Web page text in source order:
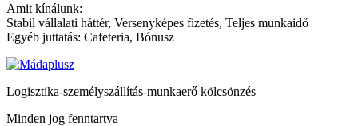
Amit kínálunk:
Stabil vállalati háttér, Versenyképes fizetés, Teljes munkaidő
Egyéb juttatás: Cafeteria, Bónusz
Logisztika-személyszállítás-munkaerő kölcsönzés
Minden jog fenntartva